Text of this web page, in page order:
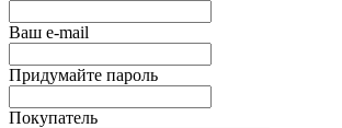
Ваш e-mail
Придумайте пароль
Покупатель